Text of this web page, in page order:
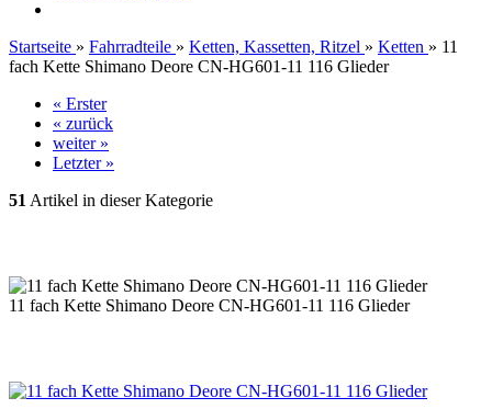
Startseite » Fahrradteile » Ketten, Kassetten, Ritzel » Ketten » 11
fach Kette Shimano Deore CN-HG601-11 116 Glieder
« Erster
« zurück
weiter »
Letzter »
51 Artikel in dieser Kategorie
11 fach Kette Shimano Deore CN-HG601-11 116 Glieder